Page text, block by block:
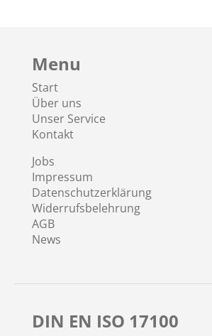
Menu
Start
Über uns
Unser Service
Kontakt
Jobs
Impressum
Datenschutzerklärung
Widerrufsbelehrung
AGB
News
DIN EN ISO 17100